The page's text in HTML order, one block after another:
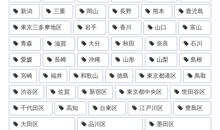
新潟 三重 岡山 長野 熊本 鹿児島
東京三多摩地区 岩手 香川 山口 富山
青森 滋賀 大分 秋田 奈良 石川
愛媛 長崎 沖縄 山形 山梨 島根
宮崎 福井 和歌山 徳島 東京都港区 鳥取
渋谷区 佐賀 新宿区 東京都中央区 世田谷区
千代田区 高知 台東区 江戸川区 豊島区
大田区 品川区 墨田区